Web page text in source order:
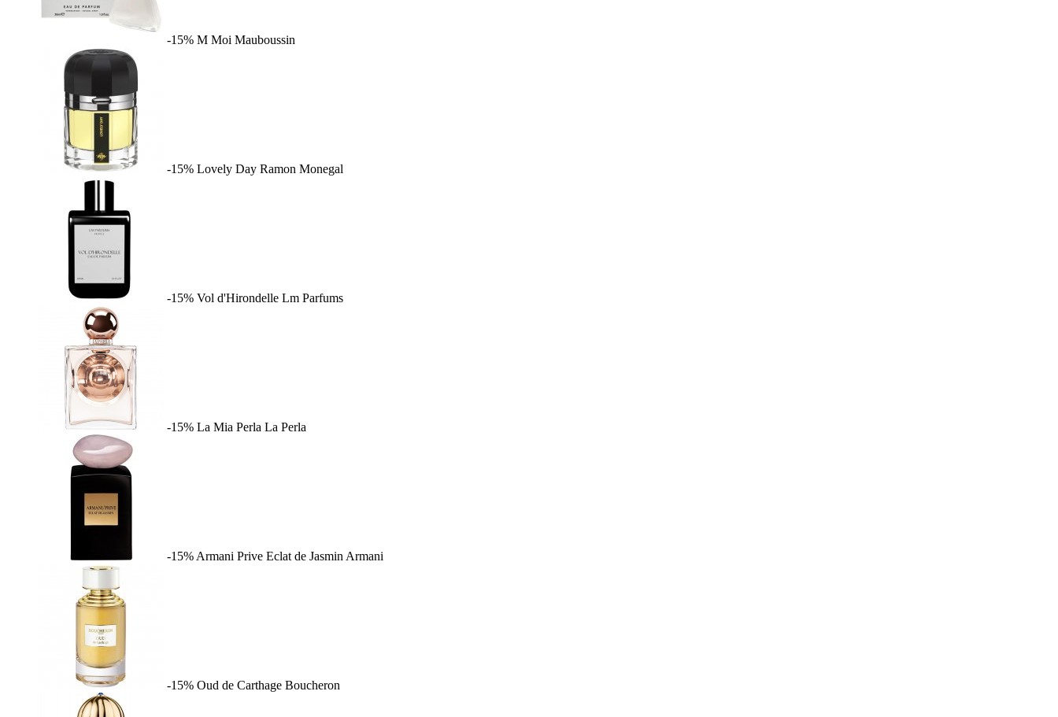
-15% M Moi Mauboussin
-15% Lovely Day Ramon Monegal
-15% Vol d'Hirondelle Lm Parfums
-15% La Mia Perla La Perla
-15% Armani Prive Eclat de Jasmin Armani
-15% Oud de Carthage Boucheron